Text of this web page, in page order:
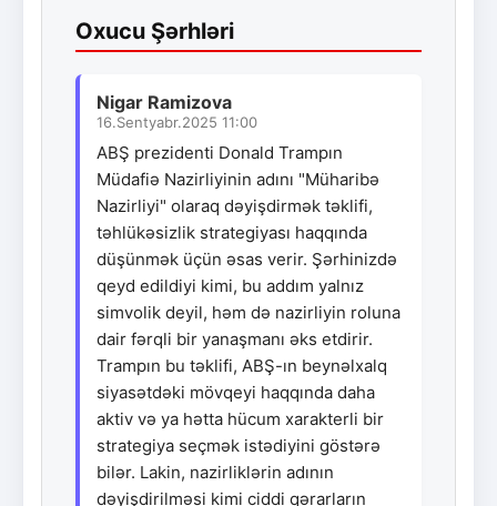
Oxucu Şərhləri
Nigar Ramizova
16.Sentyabr.2025 11:00
ABŞ prezidenti Donald Trampın
Müdafiə Nazirliyinin adını "Müharibə
Nazirliyi" olaraq dəyişdirmək təklifi,
təhlükəsizlik strategiyası haqqında
düşünmək üçün əsas verir. Şərhinizdə
qeyd edildiyi kimi, bu addım yalnız
simvolik deyil, həm də nazirliyin roluna
dair fərqli bir yanaşmanı əks etdirir.
Trampın bu təklifi, ABŞ-ın beynəlxalq
siyasətdəki mövqeyi haqqında daha
aktiv və ya hətta hücum xarakterli bir
strategiya seçmək istədiyini göstərə
bilər. Lakin, nazirliklərin adının
dəyişdirilməsi kimi ciddi qərarların